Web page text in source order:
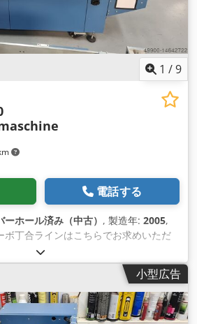
1 /9
電話する
ーホール済み（中古） , 製造年: 2005,
ボ丁合ラインはこちらでお求めいただ
んか？このラインがあれば、すぐに6
き ます！ Chsdpfxsq T Nvcj Abrea
り使用されていません。しかし、この
に販売し、フィーダーを装備すること
ジェッティとフリクションジェッティ
小型広告